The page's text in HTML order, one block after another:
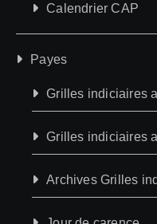
Calendrier CAP
Payes
Grilles indiciaires
Grilles indiciaires
Archives Grilles